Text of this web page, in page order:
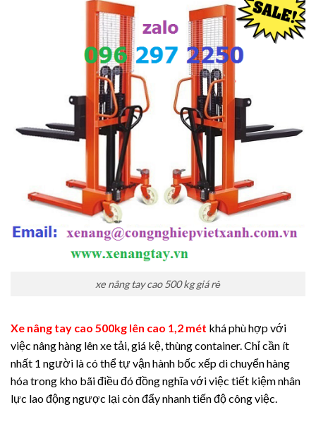
xe nâng tay cao 500 kg giá rẻ
Xe nâng tay cao 500kg lên cao 1,2 mét khá phù hợp với
việc nâng hàng lên xe tải, giá kệ, thùng container. Chỉ cần ít
nhất 1 người là có thể tự vận hành bốc xếp di chuyển hàng
hóa trong kho bãi điều đó đồng nghĩa với việc tiết kiệm nhân
lực lao động ngược lại còn đẩy nhanh tiến độ công việc.